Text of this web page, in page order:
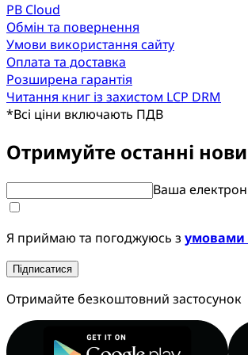
PB Cloud
Обмін та повернення
Умови використання сайту
Оплата та доставка
Розширена гарантія
Читання книг із захистом LCP DRM
*Всі ціни включають ПДВ
Отримуйте останні
Ваша
Я приймаю та погоджуюсь з умовами
Підписатися
Отримайте безкоштовний застосунок